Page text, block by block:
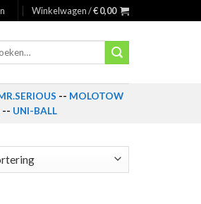
Winkelwagen /€0,00
-- MOLOTOW
-- UNI-BALL